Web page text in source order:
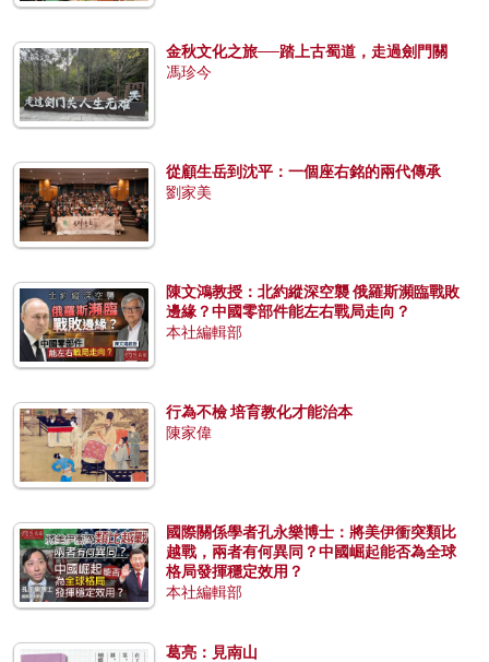
金秋文化之旅──踏上古蜀道，走過劍門關
馮珍今
從顧生岳到沈平：一個座右銘的兩代傳承
劉家美
陳文鴻教授：北約縱深空襲 俄羅斯瀕臨戰敗
邊緣？中國零部件能左右戰局走向？
本社編輯部
行為不檢 培育教化才能治本
陳家偉
國際關係學者孔永樂博士：將美伊衝突類比
越戰，兩者有何異同？中國崛起能否為全球
格局發揮穩定效用？
本社編輯部
葛亮：見南山